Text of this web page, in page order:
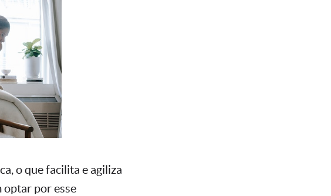
o que facilita e agiliza
optar por esse